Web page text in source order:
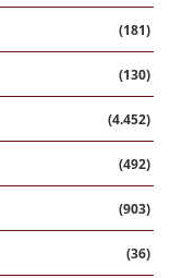
(181)
(130)
(4.452)
(492)
(903)
(36)